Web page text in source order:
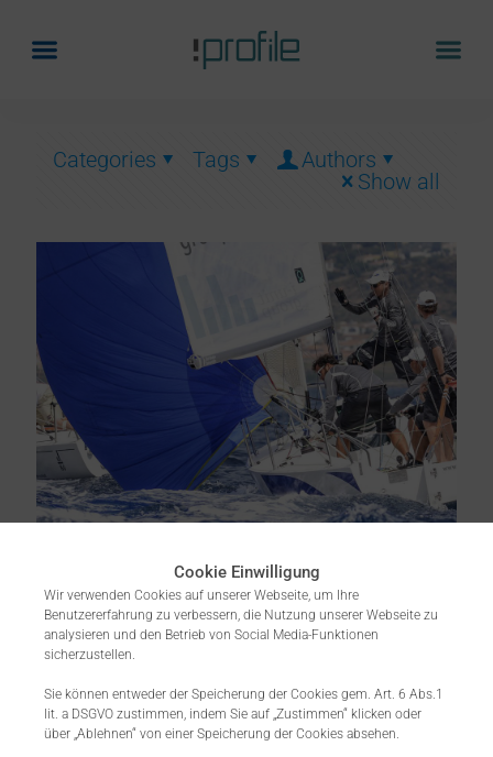
Cookie Einwilligung
Wir verwenden Cookies auf unserer Webseite, um Ihre
Benutzererfahrung zu verbessern, die Nutzung unserer Webseite zu
analysieren und den Betrieb von Social Media-Funktionen
sicherzustellen.
Sie können entweder der Speicherung der Cookies gem. Art. 6 Abs.1
lit. a DSGVO zustimmen, indem Sie auf „Zustimmen“ klicken oder
über „Ablehnen“ von einer Speicherung der Cookies absehen.
Categories Tags
Authors
Show all
joerg.neubert on 2. Juni 2021
Design Thinking IN und
FÜR HR
Wie durch Kreativ-Methoden eine
Employee Experience gestaltet werden